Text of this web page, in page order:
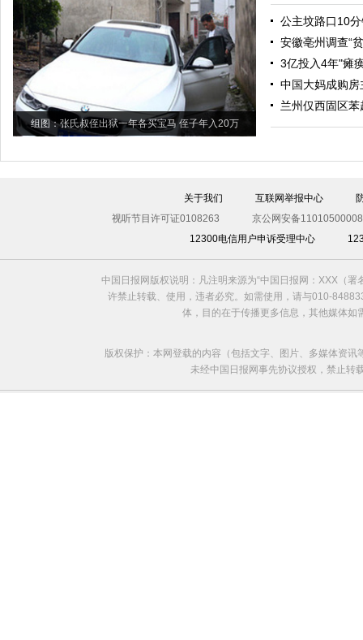
组图：张氏叔侄出狱一年各买宝马 侄子年入20万
公主坟路口10
安徽亳州调查“
3亿投入4年"瘫
中国大妈成购
兰州仅西固区
关于我们 互联网举报中心
视听节目许可证0108263
京公网安备
12300电信用户申诉受理中心
中国日报网版权说明：凡注明来源为“中国日报网：XXX（
许禁止转载、使用，违者必究。如需使用，请与010-
体，目的在于传播更多信息，其他媒体
版权保护：本网登载的内容（包括文字、图片、多媒体资
未经中国日报网事先协议授权，禁止转